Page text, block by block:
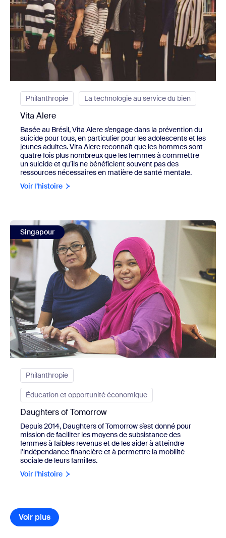
Philanthropie La technologie au service du bien
Vita Alere
Basée au Brésil, Vita Alere s’engage dans la prévention du
suicide pour tous, en particulier pour les adolescents et les
jeunes adultes. Vita Alere reconnaît que les hommes sont
quatre fois plus nombreux que les femmes à commettre
un suicide et qu’ils ne bénéficient souvent pas des
ressources nécessaires en matière de santé mentale.
Voir l’histoire
view Daughters of Tomorrow
Singapour
Philanthropie
Éducation et opportunité économique
Daughters of Tomorrow
Depuis 2014, Daughters of Tomorrow s’est donné pour
mission de faciliter les moyens de subsistance des
femmes à faibles revenus et de les aider à atteindre
l’indépendance financière et à permettre la mobilité
sociale de leurs familles.
Voir l’histoire
Voir plus
Voir plus